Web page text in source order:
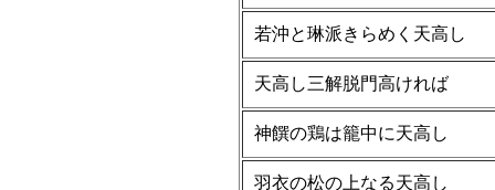
若沖と琳派きらめく天高し
天高し三解脱門高ければ
神饌の鶏は籠中に天高し
羽衣の松の上なる天高し